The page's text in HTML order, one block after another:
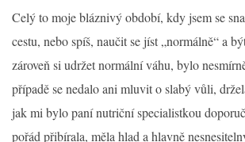
Celý to moje bláznivý období, kdy jsem se
cestu, nebo spíš, naučit se jíst „normálně“ a
zároveň si udržet normální váhu, bylo
případě se nedalo ani mluvit o slabý vůli,
jak mi bylo paní nutriční specialistkou
pořád přibírala, měla hlad a hlavně